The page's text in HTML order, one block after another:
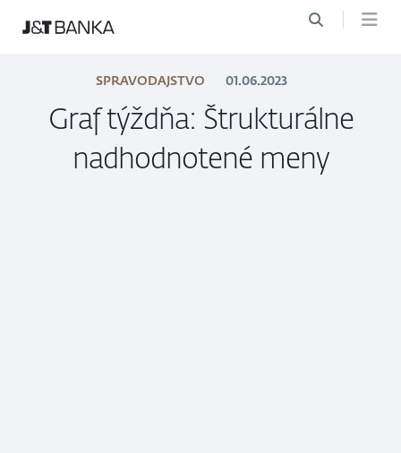
SPRAVODAJSTVO 01.06.2023
Graf týždňa: Štrukturálne
nadhodnotené meny